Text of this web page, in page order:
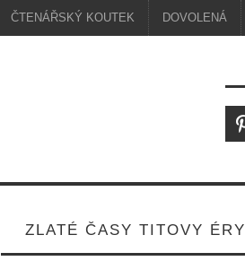
ČTENÁŘSKÝ KOUTEK DOVOLENÁ
ZLATÉ ČASY TITOVY ÉRY